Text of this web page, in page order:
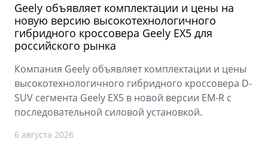
Geely объявляет комплектации и цены на
новую версию высокотехнологичного
гибридного кроссовера Geely EX5 для
российского рынка
Компания Geely объявляет комплектации и цены
высокотехнологичного гибридного кроссовера D-
SUV сегмента Geely EX5 в новой версии EM-R с
последовательной силовой установкой.
6 августа 2026